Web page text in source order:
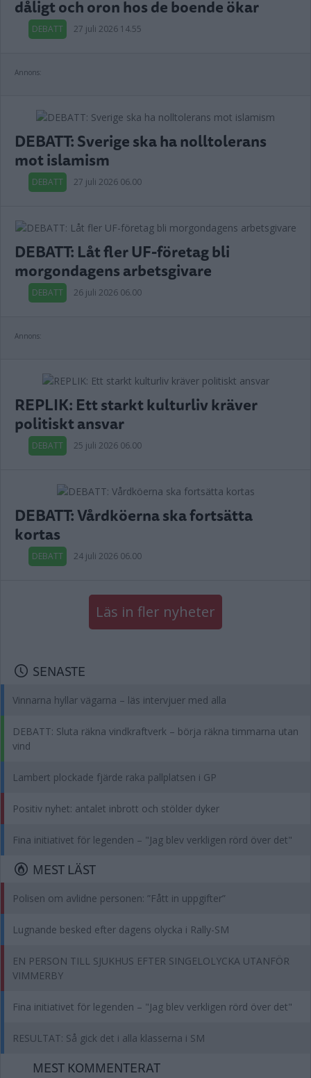
dåligt och oron hos de boende ökar
DEBATT 27 juli 2026 14.55
Annons:
DEBATT: Sverige ska ha nolltolerans
mot islamism
DEBATT 27 juli 2026 06.00
DEBATT: Låt fler UF-företag bli
morgondagens arbetsgivare
DEBATT 26 juli 2026 06.00
Annons:
REPLIK: Ett starkt kulturliv kräver
politiskt ansvar
DEBATT 25 juli 2026 06.00
DEBATT: Vårdköerna ska fortsätta
kortas
DEBATT 24 juli 2026 06.00
Läs in fler nyheter
SENASTE
Vinnarna hyllar vägarna – läs intervjuer med alla
DEBATT: Sluta räkna vindkraftverk – börja räkna timmarna utan
vind
Lambert plockade fjärde raka pallplatsen i GP
Positiv nyhet: antalet inbrott och stölder dyker
Fina initiativet för legenden – "Jag blev verkligen rörd över det"
MEST LÄST
Polisen om avlidne personen: ”Fått in uppgifter”
Lugnande besked efter dagens olycka i Rally-SM
EN PERSON TILL SJUKHUS EFTER SINGELOLYCKA UTANFÖR
VIMMERBY
Fina initiativet för legenden – "Jag blev verkligen rörd över det"
RESULTAT: Så gick det i alla klasserna i SM
MEST KOMMENTERAT